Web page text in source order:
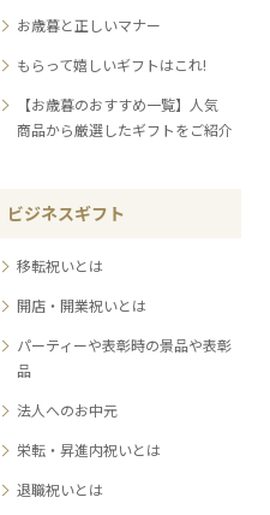
お歳暮と正しいマナー
もらって嬉しいギフトはこれ!
【お歳暮のおすすめ一覧】人気
商品から厳選したギフトをご紹介
ビジネスギフト
移転祝いとは
開店・開業祝いとは
パーティーや表彰時の景品や表彰
品
法人へのお中元
栄転・昇進内祝いとは
退職祝いとは